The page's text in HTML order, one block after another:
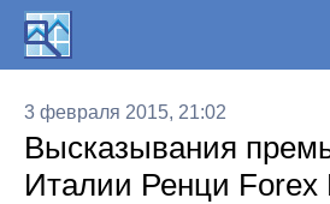
3 февраля 2015, 21:02
Высказывания
Италии Ренци Forex